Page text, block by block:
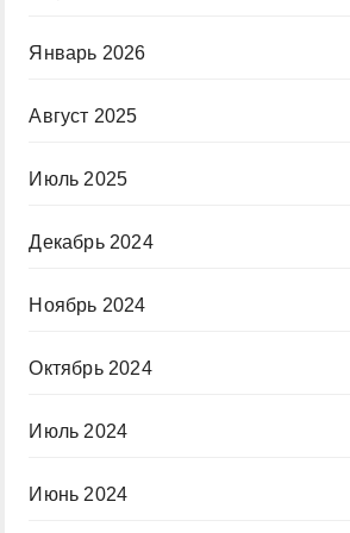
Январь 2026
Август 2025
Июль 2025
Декабрь 2024
Ноябрь 2024
Октябрь 2024
Июль 2024
Июнь 2024